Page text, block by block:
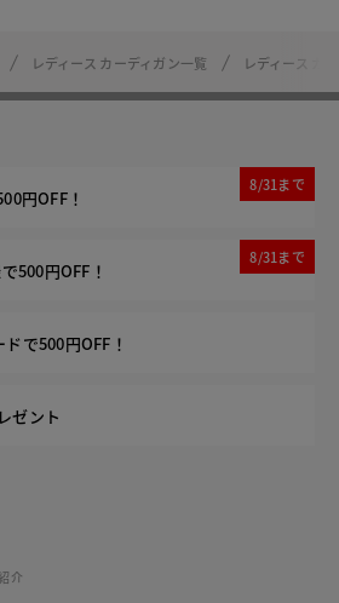
レディース カーディガン一覧 レディース カ
円OFF！
8/31まで
500円OFF！
8/31まで
で500円OFF！
ゼント
介